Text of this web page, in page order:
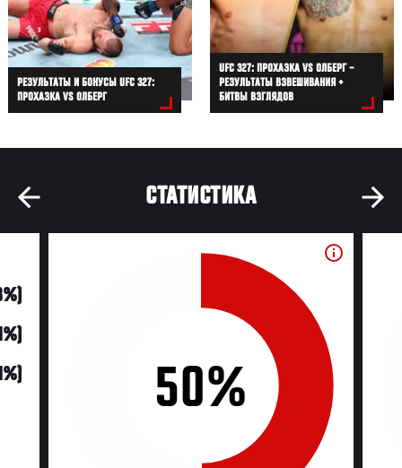
РЕЗУЛЬТАТЫ И БОНУСЫ UFC 327:
ПРОХАЗКА VS ОЛБЕРГ
UFC 327: ПРОХАЗКА VS ОЛБЕРГ –
РЕЗУЛЬТАТЫ ВЗВЕШИВАНИЯ +
БИТВЫ ВЗГЛЯДОВ
СТАТИСТИКА
50%